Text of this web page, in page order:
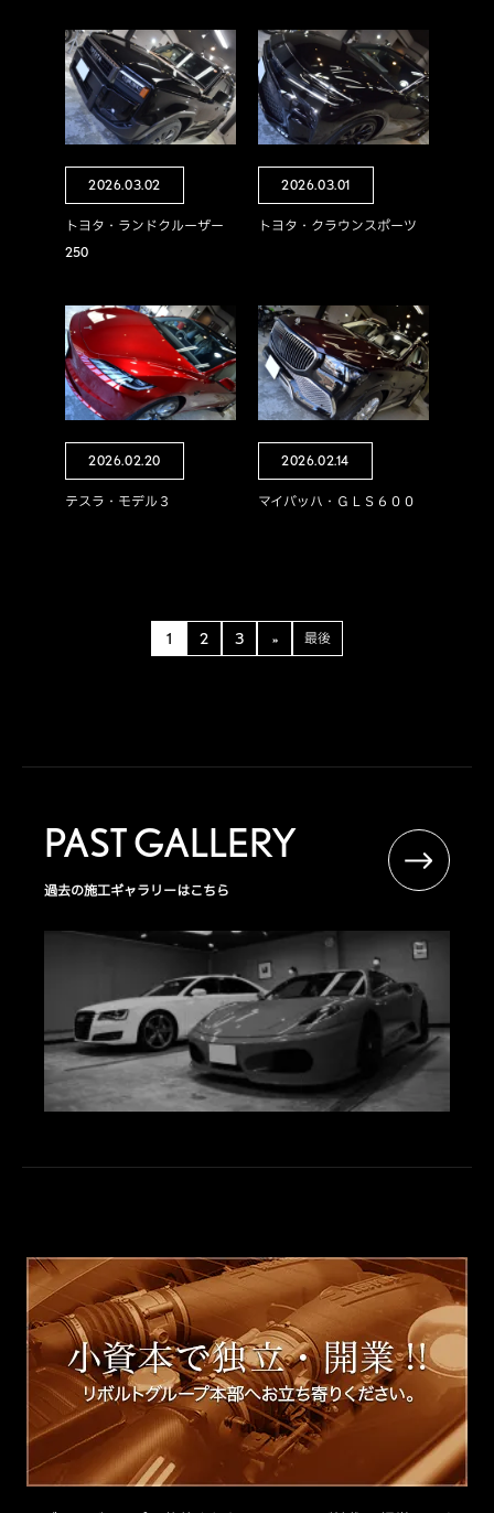
2026.03.02
トヨタ・ランドクルーザー
250
2026.03.01
トヨタ・クラウンスポーツ
2026.02.20
テスラ・モデル３
2026.02.14
マイバッハ・ＧＬＳ６００
1 2 3 » 最後
PAST GALLERY
過去の施工ギャラリーはこちら